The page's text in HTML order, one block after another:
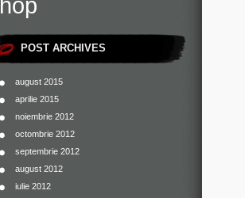
POST ARCHIVES
august 2015
aprilie 2015
noiembrie 2012
octombrie 2012
septembrie 2012
august 2012
iulie 2012